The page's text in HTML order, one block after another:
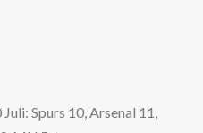
Spurs 10, Arsenal 11,